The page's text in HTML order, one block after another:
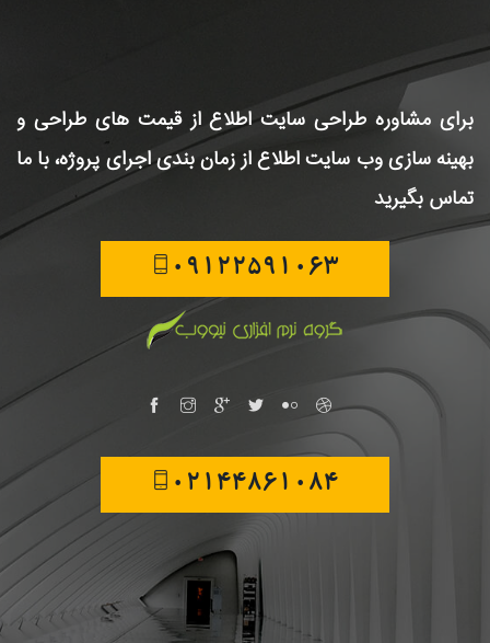
برای مشاوره طراحی سایتاطلاع از قیمت های طراحی و
بهینه سازی وب سایتاطلاع از زمان بندی اجرای پروژه، با ما
تماس بگیرید
09122591063
02144861084